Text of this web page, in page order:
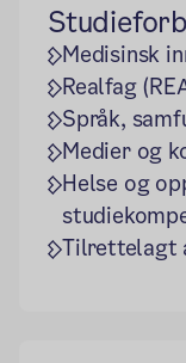
Medisinsk
Realfag
Språk,
Medier og
Helse og
Tilrettelagt